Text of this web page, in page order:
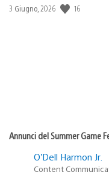
Data
3 Giugno, 2026 16
Annunci del Summer Game
O’Dell Harmon Jr.
Content